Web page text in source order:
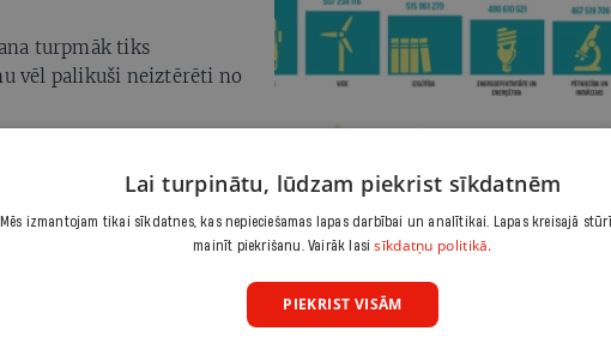
turpmāk tiks
vēl palikuši neiztērēti no
Lai turpinātu, lūdzam piekrist sīkdatnēm
Mēs izmantojam tikai sīkdatnes, kas nepieciešamas lapas darbībai un analītikai. Lapas kreisajā
mainīt piekrišanu. Vairāk lasisīkdatņu politikā.
PIEKRIST VISĀM